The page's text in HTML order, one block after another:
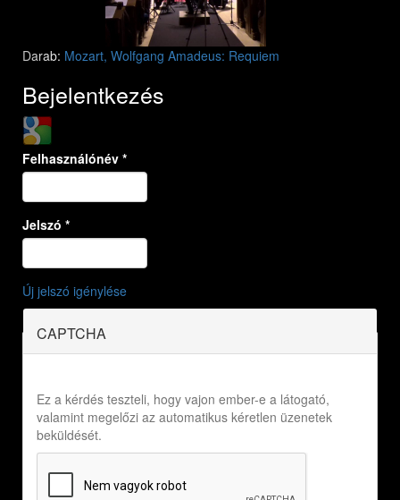
Darab: Mozart, Wolfgang Amadeus: Requiem
Bejelentkezés
Login with Google
Felhasználónév *
Jelszó *
Új jelszó igénylése
CAPTCHA
Ez a kérdés teszteli, hogy vajon ember-e a látogató,
valamint megelőzi az automatikus kéretlen üzenetek
beküldését.